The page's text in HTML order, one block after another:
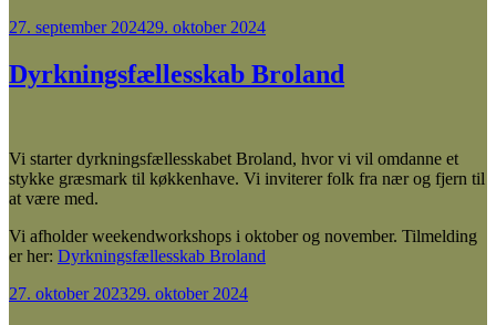
Udgivet
27. september 202429. oktober 2024
Dyrkningsfællesskab Broland
Vi starter dyrkningsfællesskabet Broland, hvor vi vil omdanne et
stykke græsmark til køkkenhave. Vi inviterer folk fra nær og fjern til
at være med.
Vi afholder weekendworkshops i oktober og november. Tilmelding
er her: Dyrkningsfællesskab Broland
Udgivet
27. oktober 202329. oktober 2024